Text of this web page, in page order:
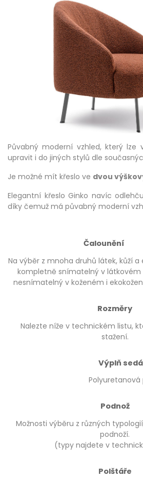
Půvabný moderní vzhled, který lze
upravit i do jiných stylů dle
Je možné mít křeslo ve dvou
Elegantní křeslo Ginko navíc
díky čemuž má půvabný moderní
Čalounění
Na výběr z mnoha druhů látek, kůží a
kompletně snímatelný v látkovém
nesnímatelný v koženém i
Rozměry
Nalezte níže v technickém listu,
stažení.
Výplň
Polyuretanová
Podnož
Možnosti výběru z různých
podnoží.
(typy najdete v
Polštáře